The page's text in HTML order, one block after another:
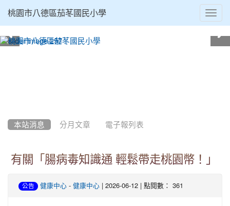
桃園市八德區茄苳國民小學
本站消息 分月文章 電子報列表
有關「腸病毒知識通 輕鬆帶走桃園幣！」
公告 健康中心 - 健康中心 | 2026-06-12 | 點閱數： 361